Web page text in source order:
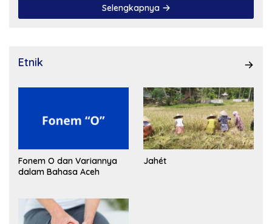
Selengkapnya
Etnik
Fonem O dan Variannya
dalam Bahasa Aceh
Jahét